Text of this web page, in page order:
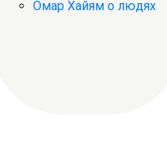
Омар Хайям о людях